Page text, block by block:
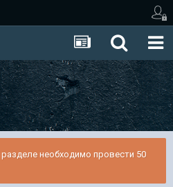
необходимо провести 50